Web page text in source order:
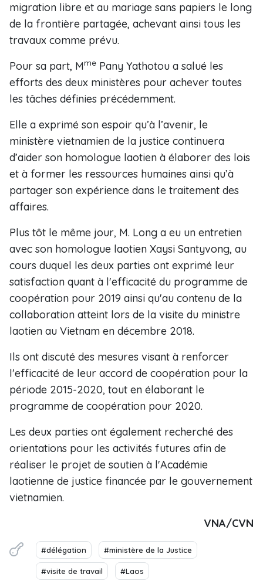
migration libre et au mariage sans papiers le long
de la frontière partagée, achevant ainsi tous les
travaux comme prévu.
Pour sa part, Mme Pany Yathotou a salué les
efforts des deux ministères pour achever toutes
les tâches définies précédemment.
Elle a exprimé son espoir qu’à l’avenir, le
ministère vietnamien de la justice continuera
d’aider son homologue laotien à élaborer des lois
et à former les ressources humaines ainsi qu’à
partager son expérience dans le traitement des
affaires.
Plus tôt le même jour, M. Long a eu un entretien
avec son homologue laotien Xaysi Santyvong, au
cours duquel les deux parties ont exprimé leur
satisfaction quant à l'efficacité du programme de
coopération pour 2019 ainsi qu'au contenu de la
collaboration atteint lors de la visite du ministre
laotien au Vietnam en décembre 2018.
Ils ont discuté des mesures visant à renforcer
l'efficacité de leur accord de coopération pour la
période 2015-2020, tout en élaborant le
programme de coopération pour 2020.
Les deux parties ont également recherché des
orientations pour les activités futures afin de
réaliser le projet de soutien à l'Académie
laotienne de justice financée par le gouvernement
vietnamien.
VNA/CVN
#délégation #ministère de la Justice
#visite de travail #Laos